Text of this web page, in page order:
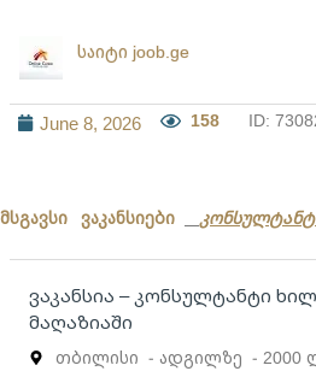
საიტი joob.ge
June 8, 2026 158 ID:
მსგავსი ვაკანსიები
ვაკანსია – კონსულტანტი
მაღაზიაში
თბილისი - ადგილზე - 2000